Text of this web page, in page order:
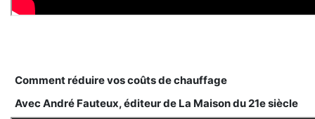
Comment réduire vos coûts de chauffage
Avec André Fauteux, éditeur de La Maison du 21e siècle